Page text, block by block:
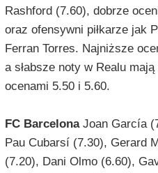
Rashford (7.60), dobrze
oraz ofensywni piłkarze jak
Ferran Torres. Najniższe
a słabsze noty w Realu
ocenami 5.50 i 5.60.
FC BarcelonaJoan García
Pau Cubarsí (7.30), Gerard
(7.20), Dani Olmo (6.60),